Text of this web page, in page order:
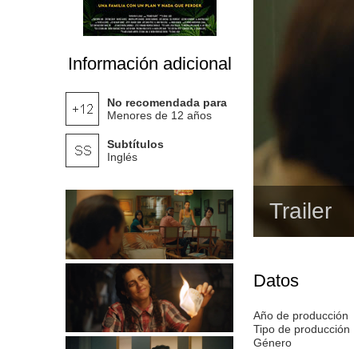
Información adicional
No recomendada para
Menores de 12 años
Subtítulos
Inglés
Trailer
Datos
Año de producción
Tipo de producción
Género